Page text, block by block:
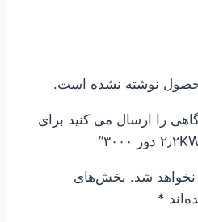
نوشته نشده است.
را ارسال می کنید برای
شد. بخش‌های
*